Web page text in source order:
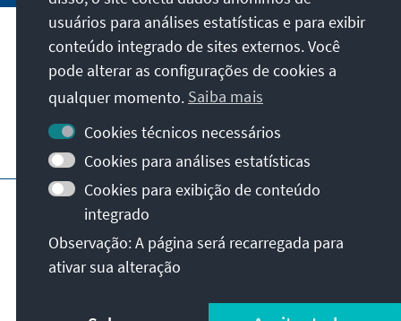
Nossa missão
Contato
Mais ofertas da fundação
Impressão Privacidade
Termos de uso
Erklärung zur Barrierefreiheit
Mapa do site
© Konrad-Adenauer-Stiftung e.V. 2026
usuários para análises estatísticas e para exibir
conteúdo integrado de sites externos. Você
pode alterar as configurações de cookies a
qualquer momento. Saiba mais
Cookies técnicos necessários
Cookies para análises estatísticas
Cookies para exibição de conteúdo
integrado
Observação: A página será recarregada para
ativar sua alteração